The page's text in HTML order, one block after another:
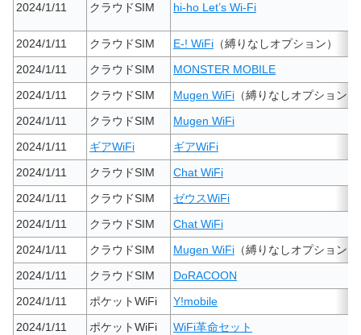
2024/1/11 クラウドSIM hi-ho Let’s Wi-Fi
2024/1/11 クラウドSIM E-! WiFi （縛りなしオプション）
2024/1/11
クラウドSIM
MONSTER MOBILE
2024/1/11
クラウドSIM Mugen WiFi （縛りなしオプション）
2024/1/11
クラウドSIM
Mugen WiFi
2024/1/11
ギアWiFi
ギアWiFi
2024/1/11
クラウドSIM
Chat WiFi
2024/1/11
クラウドSIM
ゼウスWiFi
2024/1/11
クラウドSIM
Chat WiFi
2024/1/11
クラウドSIM Mugen WiFi （縛りなしオプション）
2024/1/11
クラウドSIM
DoRACOON
2024/1/11
ポケットWiFi
Y!mobile
2024/1/11
ポケットWiFi WiFi革命セット